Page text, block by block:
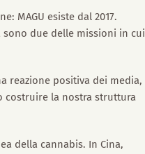
MAGU esiste dal 2017.
due delle missioni in cui
reazione positiva dei media,
costruire la nostra struttura
della cannabis. In Cina,